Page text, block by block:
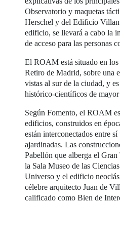
Observatorio y maquetas
Herschel y del Edificio
edificio, se llevará a cabo la
de acceso para las personas
El ROAM está situado en los
Retiro de Madrid, sobre una
vistas al sur de la ciudad, y
histórico-científicos de
Según Fomento, el ROAM
edificios, construidos en
están interconectados entre
ajardinadas. Las
Pabellón que alberga el
la Sala Museo de las
Universo y el edificio
célebre arquitecto Juan de
calificado como Bien de